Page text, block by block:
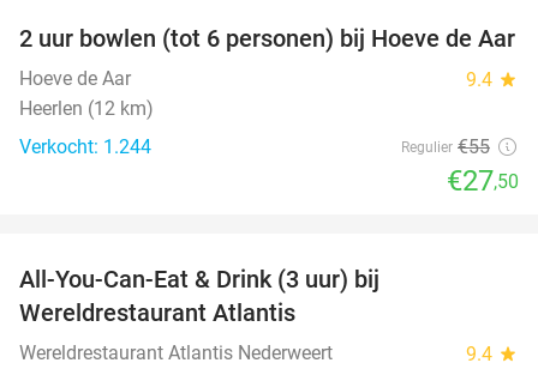
50%
2 uur bowlen (tot 6 personen) bij Hoeve de Aar
Hoeve de Aar 9.4 star
Heerlen (12 km)
Verkocht: 1.244
Regulier €55
€27,50
All-You-Can-Eat & Drink (3 uur) bij
Wereldrestaurant Atlantis
Wereldrestaurant Atlantis Nederweert 9.4 star